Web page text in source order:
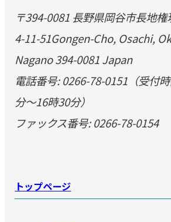
〒394-0081 長野県岡谷市長地
4-11-51Gongen-Cho, Osachi,
Nagano 394-0081 Japan
電話番号: 0266-78-0151（受付
分～16時30分）
ファックス番号: 0266-78-0154
トップページ